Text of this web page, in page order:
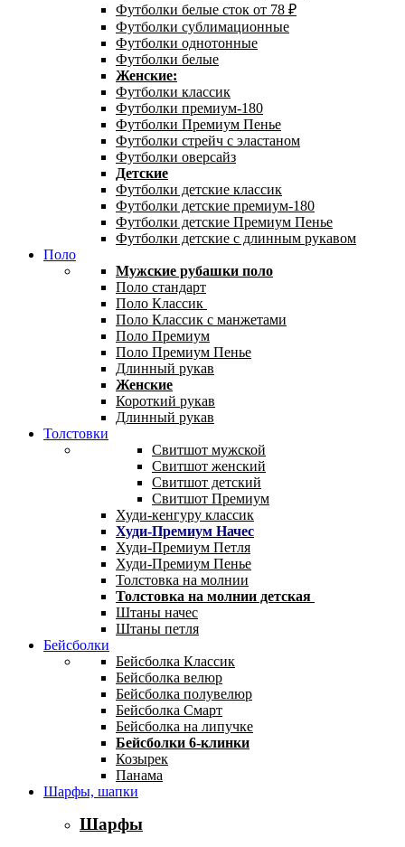
Футболки белые сток от 78 ₽
Футболки сублимационные
Футболки однотонные
Футболки белые
Женские:
Футболки классик
Футболки премиум-180
Футболки Премиум Пенье
Футболки стрейч с эластаном
Футболки оверсайз
Детские
Футболки детские классик
Футболки детские премиум-180
Футболки детские Премиум Пенье
Футболки детские с длинным рукавом
Поло
Мужские рубашки поло
Поло стандарт
Поло Классик
Поло Классик с манжетами
Поло Премиум
Поло Премиум Пенье
Длинный рукав
Женские
Короткий рукав
Длинный рукав
Толстовки
Свитшот мужской
Свитшот женский
Свитшот детский
Свитшот Премиум
Худи-кенгуру классик
Худи-Премиум Начес
Худи-Премиум Петля
Худи-Премиум Пенье
Толстовка на молнии
Толстовка на молнии детская
Штаны начес
Штаны петля
Бейсболки
Бейсболка Классик
Бейсболка велюр
Бейсболка полувелюр
Бейсболка Смарт
Бейсболка на липучке
Бейсболки 6-клинки
Козырек
Панама
Шарфы, шапки
Шарфы